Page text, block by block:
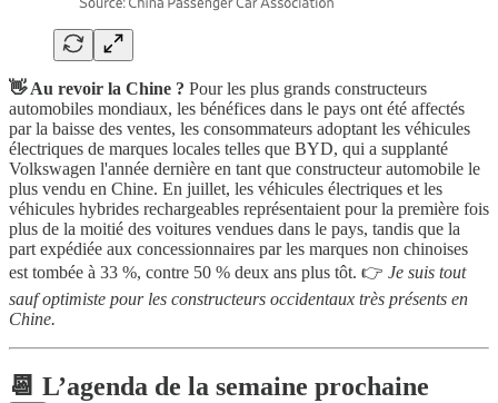
👋 Au revoir la Chine ? Pour les plus grands constructeurs
automobiles mondiaux, les bénéfices dans le pays ont été affectés
par la baisse des ventes, les consommateurs adoptant les véhicules
électriques de marques locales telles que BYD, qui a supplanté
Volkswagen l'année dernière en tant que constructeur automobile le
plus vendu en Chine. En juillet, les véhicules électriques et les
véhicules hybrides rechargeables représentaient pour la première fois
plus de la moitié des voitures vendues dans le pays, tandis que la
part expédiée aux concessionnaires par les marques non chinoises
est tombée à 33 %, contre 50 % deux ans plus tôt. 👉 Je suis tout
sauf optimiste pour les constructeurs occidentaux très présents en
Chine.
📆 L’agenda de la semaine prochaine